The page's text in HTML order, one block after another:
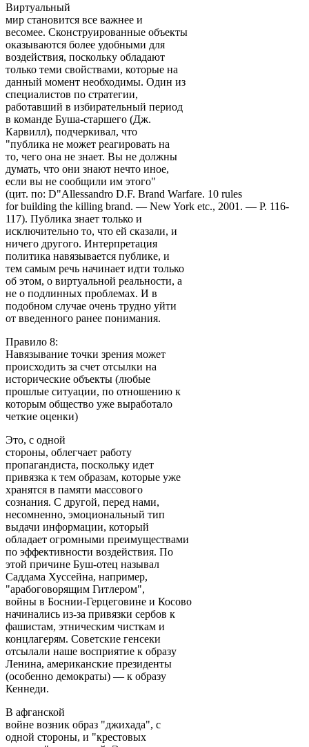
Виртуальный
мир становится все важнее и
весомее. Сконструированные объекты
оказываются более удобными для
воздействия, поскольку обладают
только теми свойствами, которые на
данный момент необходимы. Один из
специалистов по стратегии,
работавший в избирательный период
в команде Буша-старшего (Дж.
Карвилл), подчеркивал, что
"публика не может реагировать на
то, чего она не знает. Вы не должны
думать, что они знают нечто иное,
если вы не сообщили им этого"
(цит. по: D"Allessandro D.F. Brand Warfare. 10 rules
for building the killing brand. — New York etc., 2001. — Р. 116-
117). Публика знает только и
исключительно то, что ей сказали, и
ничего другого. Интерпретация
политика навязывается публике, и
тем самым речь начинает идти только
об этом, о виртуальной реальности, а
не о подлинных проблемах. И в
подобном случае очень трудно уйти
от введенного ранее понимания.
Правило 8:
Навязывание точки зрения может
происходить за счет отсылки на
исторические объекты (любые
прошлые ситуации, по отношению к
которым общество уже выработало
четкие оценки)
Это, с одной
стороны, облегчает работу
пропагандиста, поскольку идет
привязка к тем образам, которые уже
хранятся в памяти массового
сознания. С другой, перед нами,
несомненно, эмоциональный тип
выдачи информации, который
обладает огромными преимуществами
по эффективности воздействия. По
этой причине Буш-отец называл
Саддама Хуссейна, например,
"арабоговорящим Гитлером",
войны в Боснии-Герцеговине и Косово
начинались из-за привязки сербов к
фашистам, этническим чисткам и
концлагерям. Советские генсеки
отсылали наше восприятие к образу
Ленина, американские президенты
(особенно демократы) — к образу
Кеннеди.
В афганской
войне возник образ "джихада", с
одной стороны, и "крестовых